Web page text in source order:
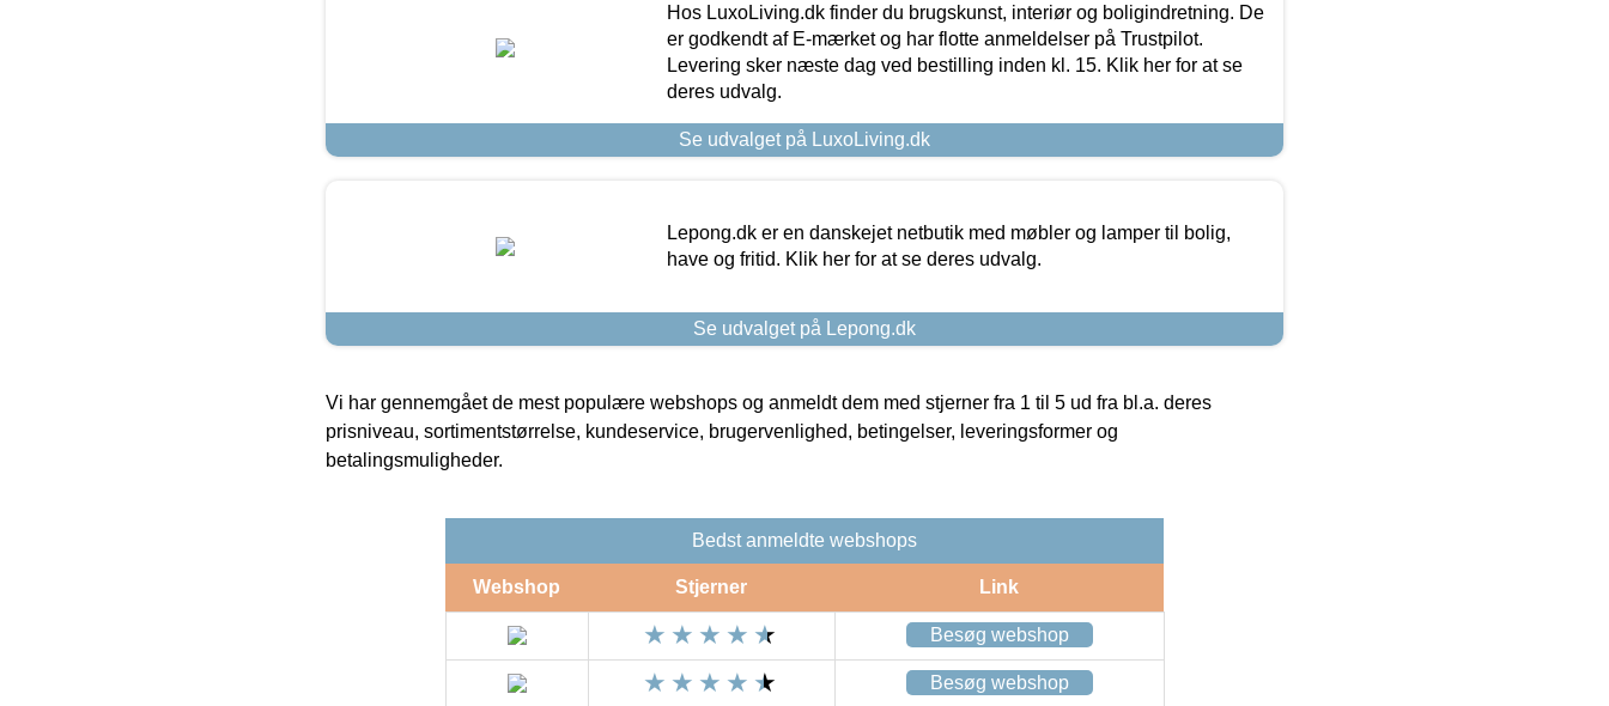
Hos LuxoLiving.dk finder du brugskunst, interiør og boligindretning. De
er godkendt af E-mærket og har flotte anmeldelser på Trustpilot.
Levering sker næste dag ved bestilling inden kl. 15. Klik her for at se
deres udvalg.
Se udvalget på LuxoLiving.dk
Lepong.dk er en danskejet netbutik med møbler og lamper til bolig,
have og fritid. Klik her for at se deres udvalg.
Se udvalget på Lepong.dk
Vi har gennemgået de mest populære webshops og anmeldt dem med stjerner fra 1 til 5 ud fra bl.a. deres
prisniveau, sortimentstørrelse, kundeservice, brugervenlighed, betingelser, leveringsformer og
betalingsmuligheder.
Bedst anmeldte webshops
Webshop Stjerner Link
Besøg webshop
Besøg webshop